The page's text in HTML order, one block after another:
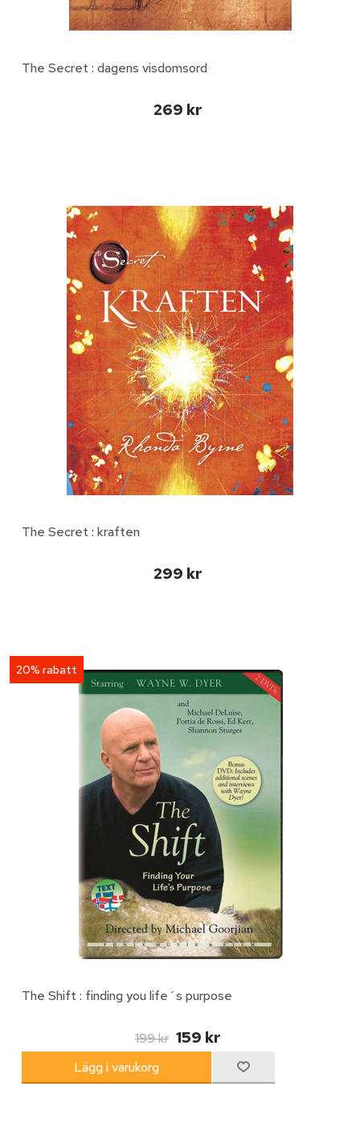
The Secret : dagens visdomsord
269 kr
The Secret : kraften
299 kr
20% rabatt
The Shift : finding you life´s purpose
199 kr 159 kr